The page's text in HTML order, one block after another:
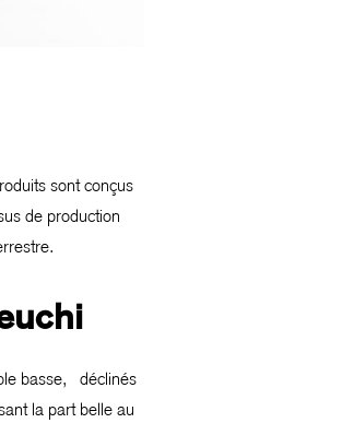
sont conçus
de production
basse, déclinés
la part belle au